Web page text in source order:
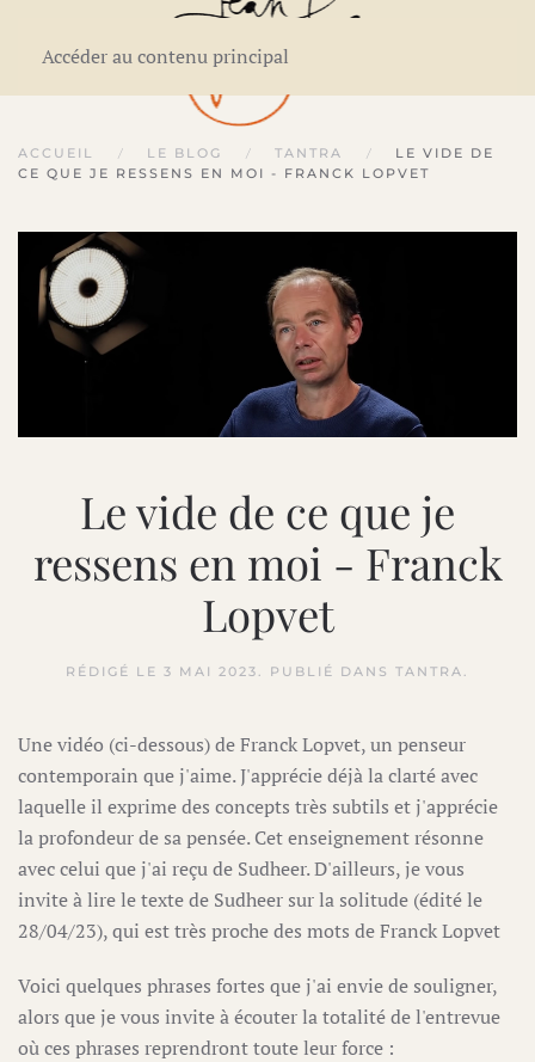
Accéder au contenu principal
ACCUEIL LE BLOG TANTRA
LE VIDE DE
CE QUE JE RESSENS EN MOI - FRANCK LOPVET
Le vide de ce que je
ressens en moi - Franck
Lopvet
RÉDIGÉ LE 3 MAI 2023 . PUBLIÉ DANS TANTRA
Une vidéo (ci-dessous) de Franck Lopvet, un penseur
contemporain que j'aime. J'apprécie déjà la clarté avec
laquelle il exprime des concepts très subtils et j'apprécie
la profondeur de sa pensée. Cet enseignement résonne
avec celui que j'ai reçu de Sudheer. D'ailleurs, je vous
invite à lire le texte de Sudheer sur la solitude (édité le
28/04/23), qui est très proche des mots de Franck Lopvet
Voici quelques phrases fortes que j'ai envie de souligner,
alors que je vous invite à écouter la totalité de l'entrevue
où ces phrases reprendront toute leur force :